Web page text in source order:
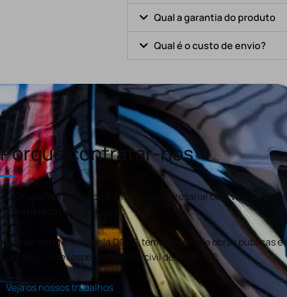
Qual a garantia do produto
Qual é o custo de envio?
Porquê contratar-nos
O GrupoPRO pertence a um grupo empresarial com várias
informática e programação.
Somos certificados pela DGEG, temos alvará de obras publicas
um seguro de responsabilidade civil de €100.000.
Veja os nossos trabalhos